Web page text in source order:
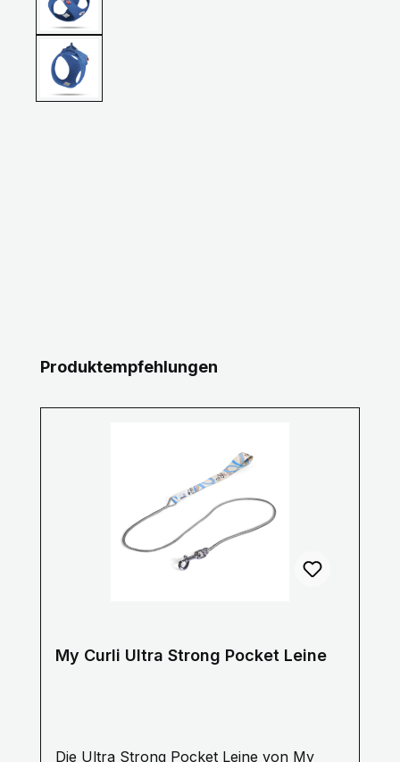
Produktgalerie überspringen
Produktempfehlungen
My Curli Ultra Strong Pocket Leine
Die Ultra Strong Pocket Leine von My